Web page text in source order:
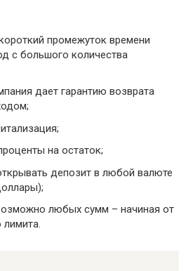
промежуток времени
с большого количества
дает гарантию возврата
на остаток;
депозит в любой валюте
любых сумм – начиная от
лимита.